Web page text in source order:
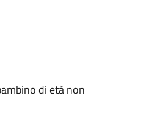
di età non